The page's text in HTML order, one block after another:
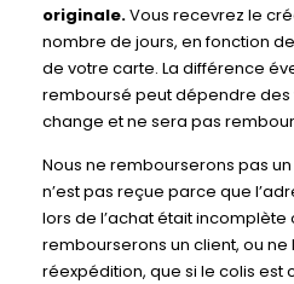
originale.Vous recevrez le
nombre de jours, en fonction
de votre carte. La différence
remboursé peut dépendre des
change et ne sera pas
Nous ne rembourserons pas
n’est pas reçue parce que
lors de l’achat était incomplète
rembourserons un client, ou ne
réexpédition, que si le colis est